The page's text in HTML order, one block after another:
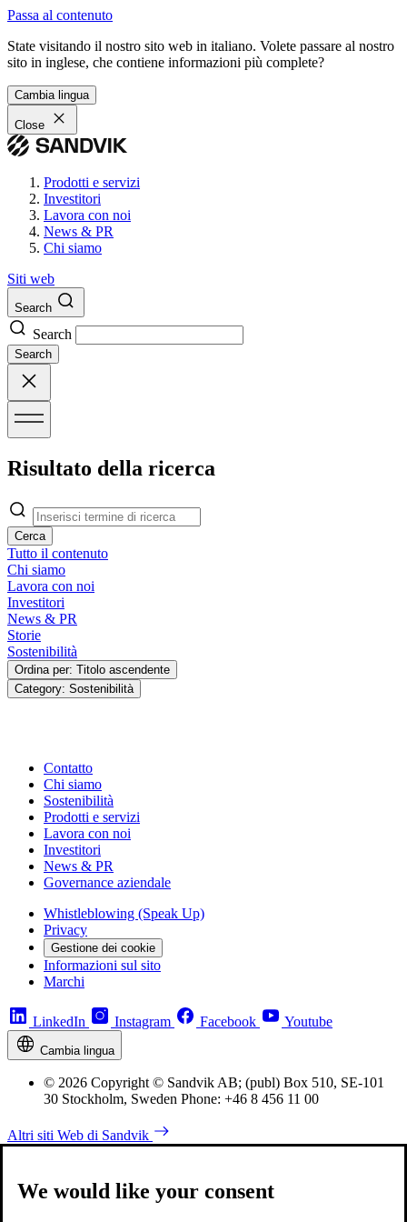
Passa al contenuto
State visitando il nostro sito web in italiano. Volete passare al nostro
sito in inglese, che contiene informazioni più complete?
Cambia lingua
Close
Prodotti e servizi
Investitori
Lavora con noi
News & PR
Chi siamo
Siti web
Search
Search
Search
Risultato della ricerca
Cerca
Tutto il contenuto
Chi siamo
Lavora con noi
Investitori
News & PR
Storie
Sostenibilità
Ordina per: Titolo ascendente
Category: Sostenibilità
Contatto
Chi siamo
Sostenibilità
Prodotti e servizi
Lavora con noi
Investitori
News & PR
Governance aziendale
Whistleblowing (Speak Up)
Privacy
Gestione dei cookie
Informazioni sul sito
Marchi
LinkedIn Instagram Facebook Youtube
Cambia lingua
© 2026 Copyright © Sandvik AB; (publ) Box 510, SE-101
30 Stockholm, Sweden Phone: +46 8 456 11 00
Altri siti Web di Sandvik
We would like your consent